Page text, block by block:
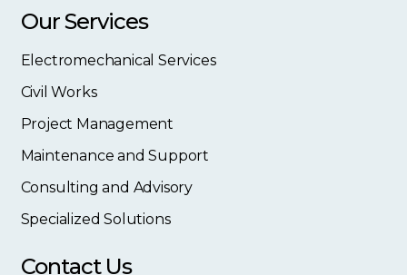
Our Services
Electromechanical Services
Civil Works
Project Management
Maintenance and Support
Consulting and Advisory
Specialized Solutions
Contact Us